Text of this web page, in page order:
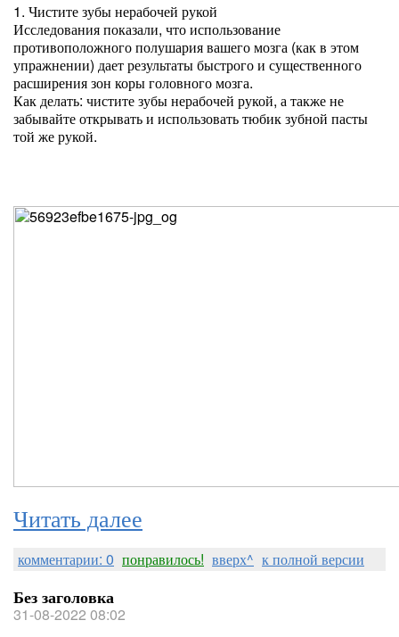
1. Чистите зубы нерабочей рукой
Исследования показали, что использование
противоположного полушария вашего мозга (как в этом
упражнении) дает результаты быстрого и существенного
расширения зон коры головного мозга.
Как делать: чистите зубы нерабочей рукой, а также не
забывайте открывать и использовать тюбик зубной пасты
той же рукой.
Читать далее
комментарии: 0 понравилось! вверх^ к полной версии
Без заголовка
31-08-2022 08:02